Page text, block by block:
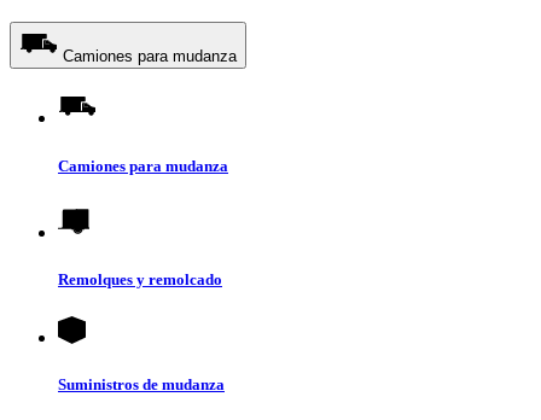
Camiones para mudanza
Camiones para mudanza
Remolques y remolcado
Suministros de mudanza